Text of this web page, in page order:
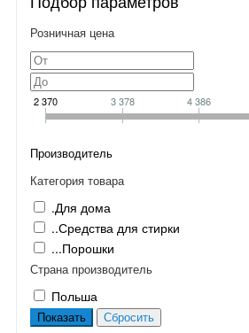
Розничная цена
2 370 3 378 4 386
Производитель
Категория товара
.Для дома
..Средства для стирки
...Порошки
Страна производитель
Польша